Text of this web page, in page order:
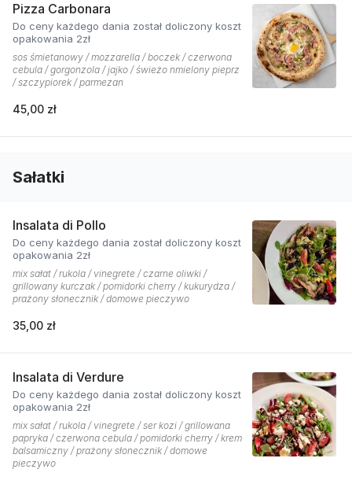
Pizza Carbonara
Do ceny każdego dania został doliczony koszt
opakowania 2zł
sos śmietanowy / mozzarella / boczek / czerwona
cebula / gorgonzola / jajko / świeżo nmielony pieprz
/ szczypiorek / parmezan
45,00 zł
Sałatki
Insalata di Pollo
Do ceny każdego dania został doliczony koszt
opakowania 2zł
mix sałat / rukola / vinegrete / czarne oliwki /
grillowany kurczak / pomidorki cherry / kukurydza /
prażony słonecznik / domowe pieczywo
35,00 zł
Insalata di Verdure
Do ceny każdego dania został doliczony koszt
opakowania 2zł
mix sałat / rukola / vinegrete / ser kozi / grillowana
papryka / czerwona cebula / pomidorki cherry / krem
balsamiczny / prażony słonecznik / domowe
pieczywo